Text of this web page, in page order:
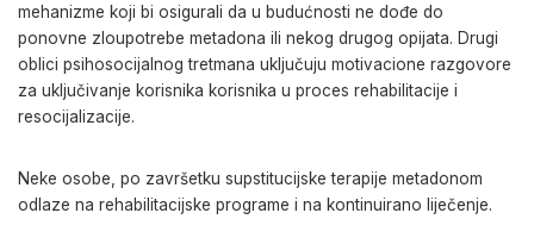
mehanizme koji bi osigurali da u budućnosti ne dođe do
ponovne zloupotrebe metadona ili nekog drugog opijata. Drugi
oblici psihosocijalnog tretmana uključuju motivacione razgovore
za uključivanje korisnika korisnika u proces rehabilitacije i
resocijalizacije.
Neke osobe , po završetku supstitucijske terapije metadonom
odlaze na rehabilitacijske programe i na kontinuirano liječenje.